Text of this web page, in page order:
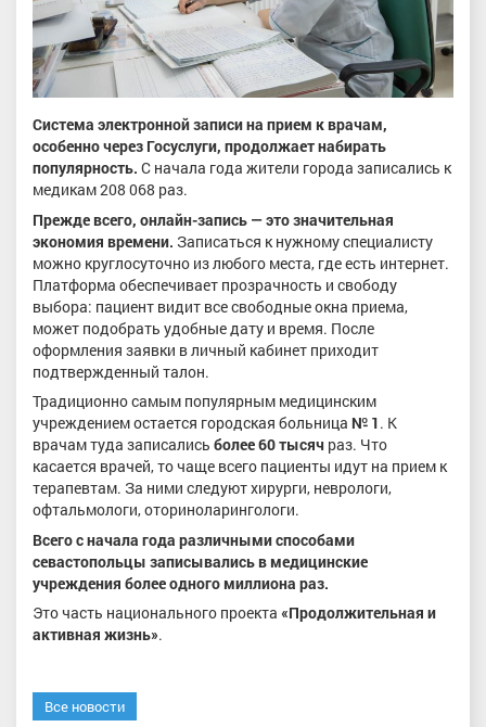
Система электронной записи на прием к врачам,
особенно через Госуслуги, продолжает набирать
популярность. С начала года жители города записались к
медикам 208 068 раз.
Прежде всего, онлайн-запись — это значительная
экономия времени. Записаться к нужному специалисту
можно круглосуточно из любого места, где есть интернет.
Платформа обеспечивает прозрачность и свободу
выбора: пациент видит все свободные окна приема,
может подобрать удобные дату и время. После
оформления заявки в личный кабинет приходит
подтвержденный талон.
Традиционно самым популярным медицинским
учреждением остается городская больница № 1. К
врачам туда записались более 60 тысяч раз. Что
касается врачей, то чаще всего пациенты идут на прием к
терапевтам. За ними следуют хирурги, неврологи,
офтальмологи, оториноларингологи.
Всего с начала года различными способами
севастопольцы записывались в медицинские
учреждения более одного миллиона раз.
Это часть национального проекта «Продолжительная и
активная жизнь».
Все новости